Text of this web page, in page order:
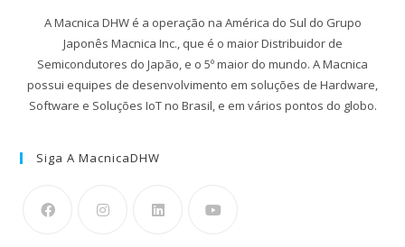
A Macnica DHW é a operação na América do Sul do Grupo
Japonês Macnica Inc., que é o maior Distribuidor de
Semicondutores do Japão, e o 5º maior do mundo. A Macnica
possui equipes de desenvolvimento em soluções de Hardware,
Software e Soluções IoT no Brasil, e em vários pontos do globo.
Siga A MacnicaDHW